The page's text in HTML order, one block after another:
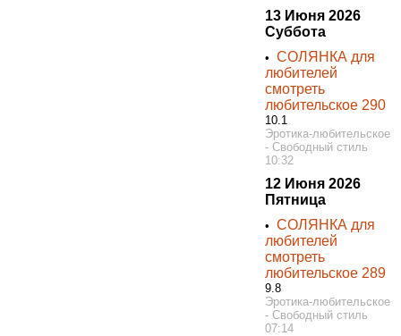
13 Июня 2026
Суббота
•СОЛЯНКА для
любителей
смотреть
любительское 290
10.1
Эротика-любительское
- Свободный стиль
10:32
12 Июня 2026
Пятница
•СОЛЯНКА для
любителей
смотреть
любительское 289
9.8
Эротика-любительское
- Свободный стиль
07:14